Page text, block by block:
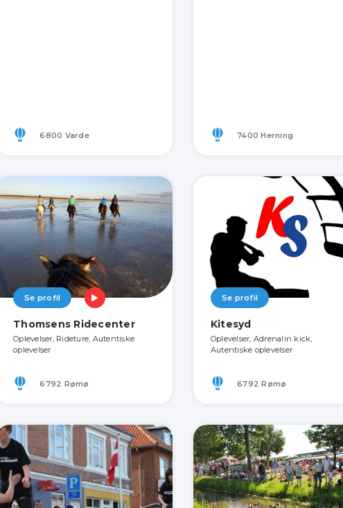
6800 Varde 7400 Herning
Se profil
Thomsens Ridecenter
Oplevelser, Rideture, Autentiske
oplevelser
6792 Rømø
Se profil
Kitesyd
Oplevelser, Adrenalin kick,
Autentiske oplevelser
6792 Rømø